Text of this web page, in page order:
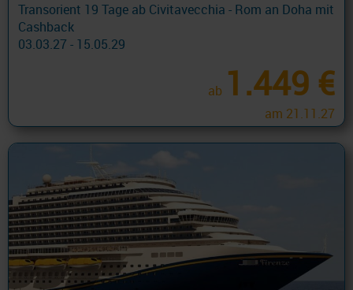
Transorient 19 Tage ab Civitavecchia - Rom an Doha mit
Cashback
03.03.27 - 15.05.29
ab 1.449 €
am 21.11.27